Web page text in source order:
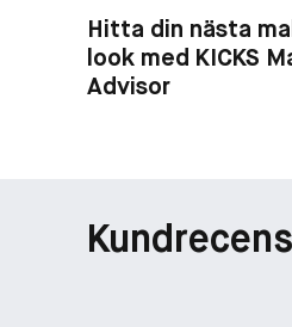
Hitta din nästa
look med KICKS
Advisor